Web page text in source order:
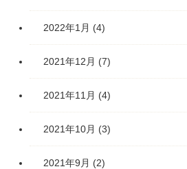
2022年1月 (4)
2021年12月 (7)
2021年11月 (4)
2021年10月 (3)
2021年9月 (2)